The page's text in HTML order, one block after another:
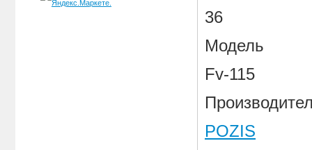
36
Модель
Fv-115
POZIS